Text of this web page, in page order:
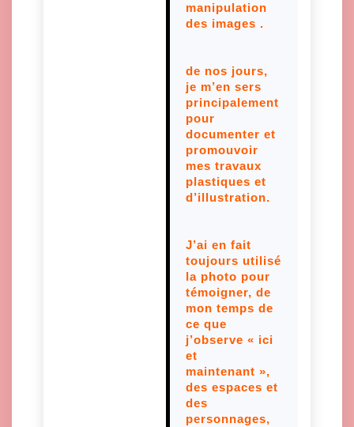
manipulation
des images .
de nos jours,
je m’en sers
principalement
pour
documenter et
promouvoir
mes travaux
plastiques et
d’illustration.
J’ai en fait
toujours utilisé
la photo pour
témoigner, de
mon temps de
ce que
j’observe « ici
et
maintenant »,
des espaces et
des
personnages,